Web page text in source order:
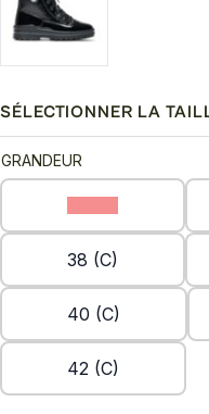
SÉLECTIONNER LA
GRANDEUR
38 (C)
40 (C)
42 (C)